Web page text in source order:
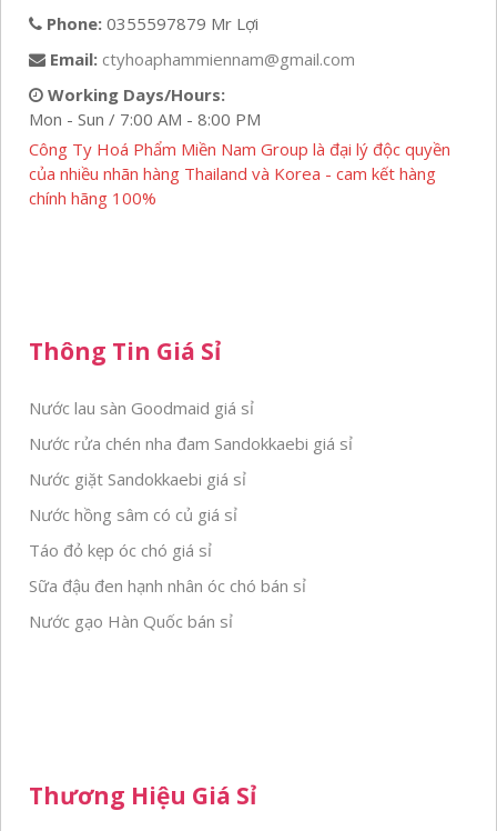
Phone: 0355597879 Mr Lợi
Email: ctyhoaphammiennam@gmail.com
Working Days/Hours:
Mon - Sun / 7:00 AM - 8:00 PM
Công Ty Hoá Phẩm Miền Nam Group là đại lý độc quyền
của nhiều nhãn hàng Thailand và Korea - cam kết hàng
chính hãng 100%
Thông Tin Giá Sỉ
Nước lau sàn Goodmaid giá sỉ
Nước rửa chén nha đam Sandokkaebi giá sỉ
Nước giặt Sandokkaebi giá sỉ
Nước hồng sâm có củ giá sỉ
Táo đỏ kẹp óc chó giá sỉ
Sữa đậu đen hạnh nhân óc chó bán sỉ
Nước gạo Hàn Quốc bán sỉ
Thương Hiệu Giá Sỉ